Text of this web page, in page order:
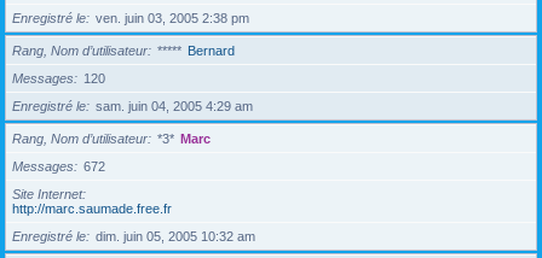
Enregistré le
ven. juin 03, 2005 2:38 pm
Rang, Nom d’utilisateur ***** Bernard
Messages
120
Enregistré le
sam. juin 04, 2005 4:29 am
Rang, Nom d’utilisateur *3* Marc
Messages
672
Site Internet
http://marc.saumade.free.fr
Enregistré le
dim. juin 05, 2005 10:32 am